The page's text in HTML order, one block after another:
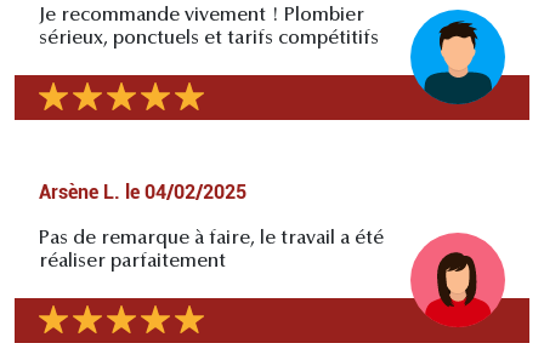
Je recommande vivement ! Plombier
sérieux, ponctuels et tarifs compétitifs
Arsène L. le 04/02/2025
Pas de remarque à faire, le travail a été
réaliser parfaitement